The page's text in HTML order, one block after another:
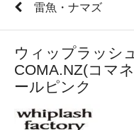
雷魚・ナマズ
ウィップラッシ
COMA.NZ(コマ
ールピンク